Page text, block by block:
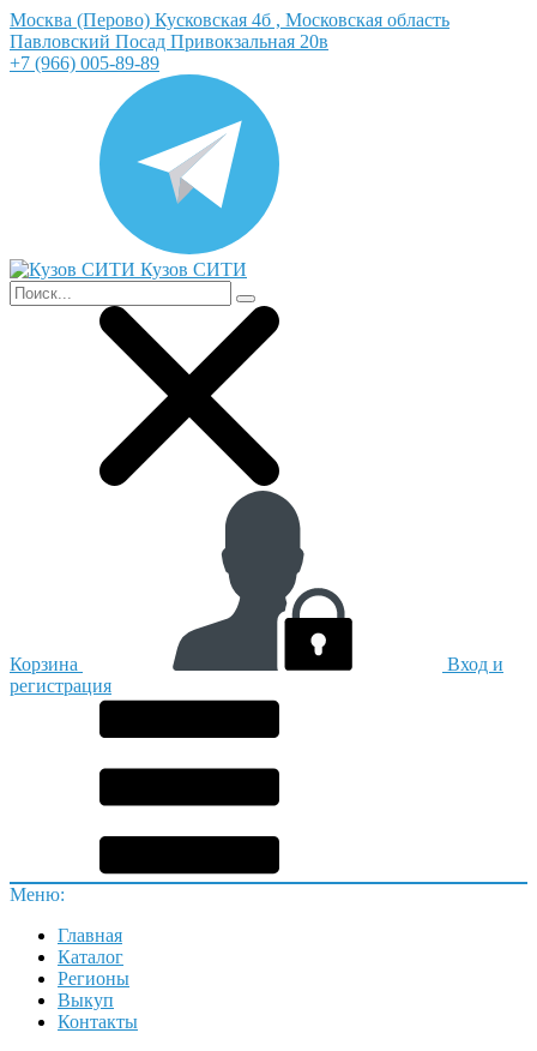
Москва (Перово) Кусковская 4б , Московская область
Павловский Посад Привокзальная 20в
+7 (966) 005-89-89
Кузов СИТИ
Корзина
Вход и
регистрация
Меню:
Главная
Каталог
Регионы
Выкуп
Контакты